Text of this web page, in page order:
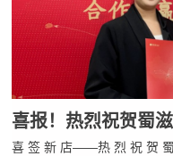
喜报！热烈祝贺蜀
喜 签 新 店——热 烈 祝 贺